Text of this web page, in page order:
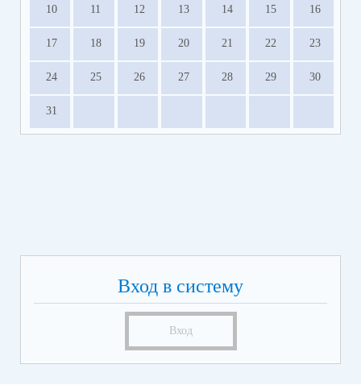
10 11 12 13 14 15 16
17 18 19 20 21 22 23
24 25 26 27 28 29 30
31
Вход в систему
Вход